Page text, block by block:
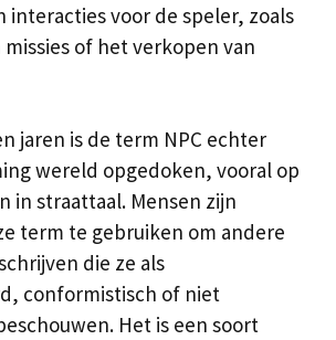
interacties voor de speler, zoals
of het verkopen van
jaren is de term NPC echter
wereld opgedoken, vooral op
in straattaal. Mensen zijn
term te gebruiken om andere
die ze als
conformistisch of niet
Het is een soort